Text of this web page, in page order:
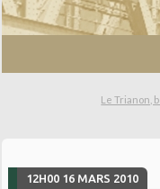
Le Trianon,
12H00 16 MARS 2010